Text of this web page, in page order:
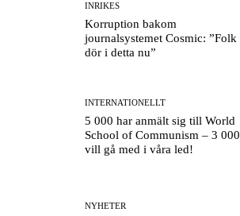
INRIKES
Korruption bakom
journalsystemet Cosmic: ”Folk
dör i detta nu”
INTERNATIONELLT
5 000 har anmält sig till World
School of Communism – 3 000
vill gå med i våra led!
NYHETER